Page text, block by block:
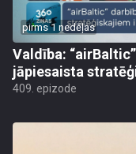
pirms 1 nedēļas
Valdība:
jāpiesaista
409. epizode